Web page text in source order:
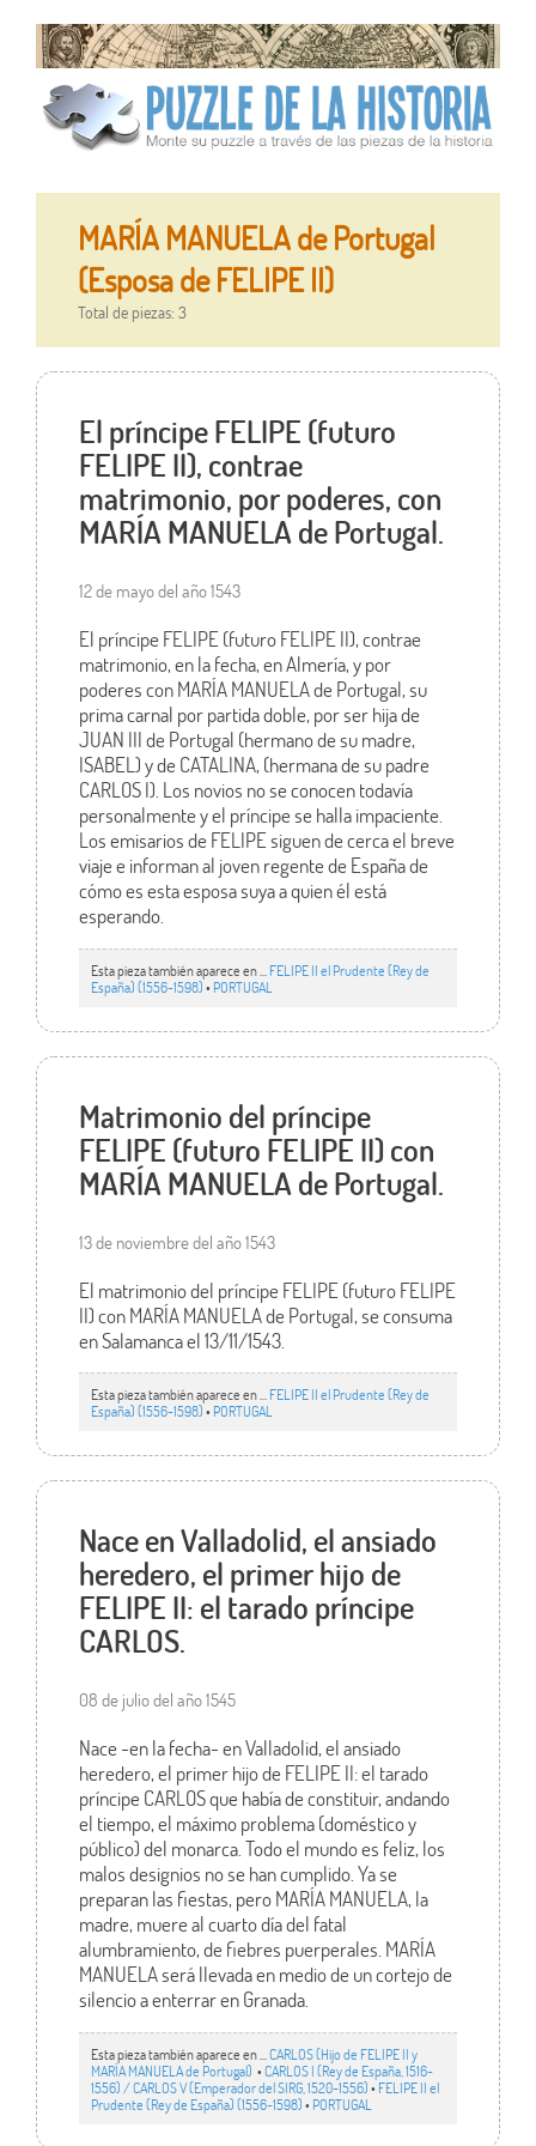
MARÍA MANUELA de Portugal
(Esposa de FELIPE II)
Total de piezas: 3
El príncipe FELIPE (futuro
FELIPE II), contrae
matrimonio, por poderes, con
MARÍA MANUELA de Portugal.
12 de mayo del año 1543
El príncipe FELIPE (futuro FELIPE II), contrae
matrimonio, en la fecha, en Almería, y por
poderes con MARÍA MANUELA de Portugal, su
prima carnal por partida doble, por ser hija de
JUAN III de Portugal (hermano de su madre,
ISABEL) y de CATALINA, (hermana de su padre
CARLOS I). Los novios no se conocen todavía
personalmente y el príncipe se halla impaciente.
Los emisarios de FELIPE siguen de cerca el breve
viaje e informan al joven regente de España de
cómo es esta esposa suya a quien él está
esperando.
Esta pieza también aparece en ... FELIPE II el Prudente (Rey de
España) (1556-1598)• PORTUGAL
Matrimonio del príncipe
FELIPE (futuro FELIPE II) con
MARÍA MANUELA de Portugal.
13 de noviembre del año 1543
El matrimonio del príncipe FELIPE (futuro FELIPE
II) con MARÍA MANUELA de Portugal, se consuma
en Salamanca el 13/11/1543.
Esta pieza también aparece en ... FELIPE II el Prudente (Rey de
España) (1556-1598)• PORTUGAL
Nace en Valladolid, el ansiado
heredero, el primer hijo de
FELIPE II: el tarado príncipe
CARLOS.
08 de julio del año 1545
Nace -en la fecha- en Valladolid, el ansiado
heredero, el primer hijo de FELIPE II: el tarado
príncipe CARLOS que había de constituir, andando
el tiempo, el máximo problema (doméstico y
público) del monarca. Todo el mundo es feliz, los
malos designios no se han cumplido. Ya se
preparan las fiestas, pero MARÍA MANUELA, la
madre, muere al cuarto día del fatal
alumbramiento, de fiebres puerperales. MARÍA
MANUELA será llevada en medio de un cortejo de
silencio a enterrar en Granada.
Esta pieza también aparece en ... CARLOS (Hijo de FELIPE II y
MARÍA MANUELA de Portugal) •CARLOS I (Rey de España, 1516-
1556) / CARLOS V (Emperador del SIRG, 1520-1556)•FELIPE II el
Prudente (Rey de España) (1556-1598)• PORTUGAL